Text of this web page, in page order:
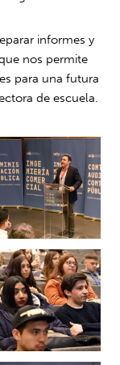
informes y
nos permite
para una futura
de escuela.